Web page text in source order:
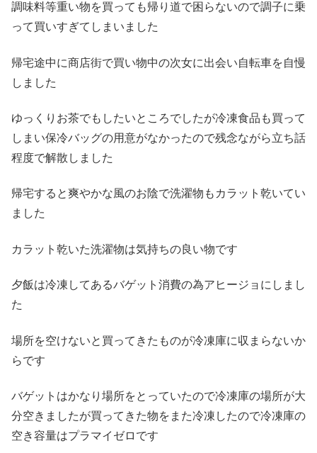
調味料等重い物を買っても帰り道で困らないので調子に乗
って買いすぎてしまいました
帰宅途中に商店街で買い物中の次女に出会い自転車を自慢
しました
ゆっくりお茶でもしたいところでしたが冷凍食品も買って
しまい保冷バッグの用意がなかったので残念ながら立ち話
程度で解散しました
帰宅すると爽やかな風のお陰で洗濯物もカラット乾いてい
ました
カラット乾いた洗濯物は気持ちの良い物です
夕飯は冷凍してあるバゲット消費の為アヒージョにしまし
た
場所を空けないと買ってきたものが冷凍庫に収まらないか
らです
バゲットはかなり場所をとっていたので冷凍庫の場所が大
分空きましたが買ってきた物をまた冷凍したので冷凍庫の
空き容量はプラマイゼロです